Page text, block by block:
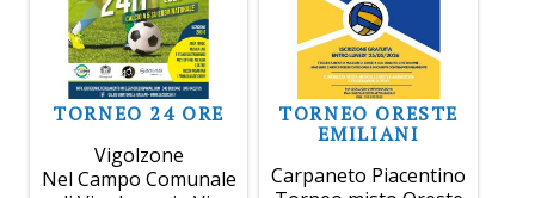
TORNEO 24 ORE
Vigolzone
Nel Campo Comunale
TORNEO ORESTE
EMILIANI
Carpaneto Piacentino